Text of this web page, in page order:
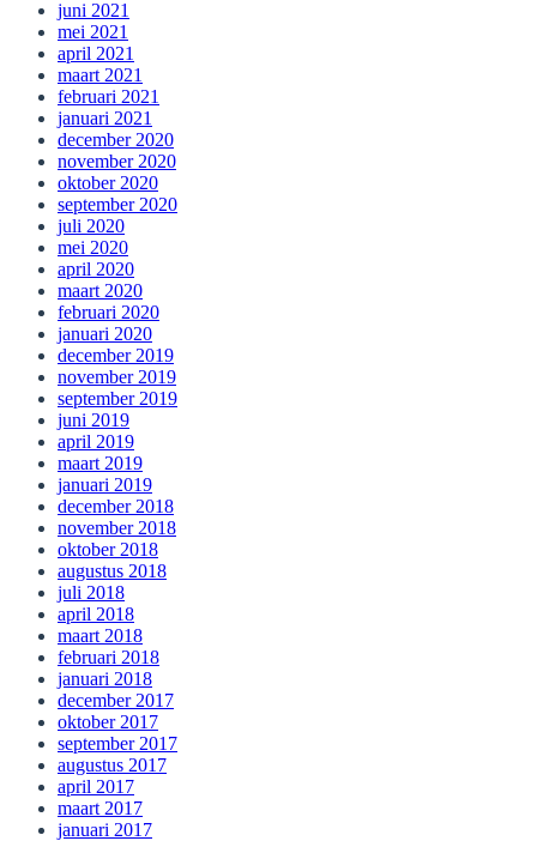
juni 2021
mei 2021
april 2021
maart 2021
februari 2021
januari 2021
december 2020
november 2020
oktober 2020
september 2020
juli 2020
mei 2020
april 2020
maart 2020
februari 2020
januari 2020
december 2019
november 2019
september 2019
juni 2019
april 2019
maart 2019
januari 2019
december 2018
november 2018
oktober 2018
augustus 2018
juli 2018
april 2018
maart 2018
februari 2018
januari 2018
december 2017
oktober 2017
september 2017
augustus 2017
april 2017
maart 2017
januari 2017